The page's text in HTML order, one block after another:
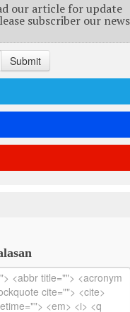
our article for update
subscriber our
Submit